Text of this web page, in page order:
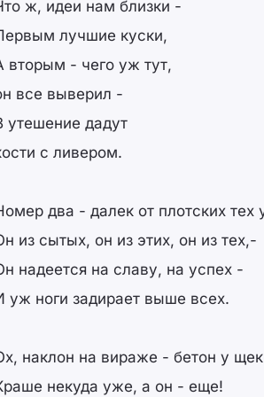
ж, идеи нам близки -
лучшие куски,
вторым - чего уж тут,
все выверил -
утешение дадут
с ливером.
два - далек от плотских тех
из сытых, он из этих, он из тех,-
надеется на славу, на успех -
уж ноги задирает выше всех.
наклон на вираже - бетон у
некуда уже, а он - еще!